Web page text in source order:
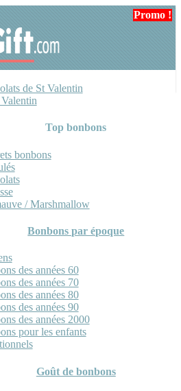
de St Valentin
Top bonbons
bonbons
/ Marshmallow
Bonbons par époque
des années 60
des années 70
des années 80
des années 90
des années 2000
pour les enfants
Goût de bonbons
Promo !
Promo !
Promo !
Promo !